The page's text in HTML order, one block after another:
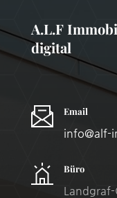
A.L.F
digital
Email
info@alf-
Büro